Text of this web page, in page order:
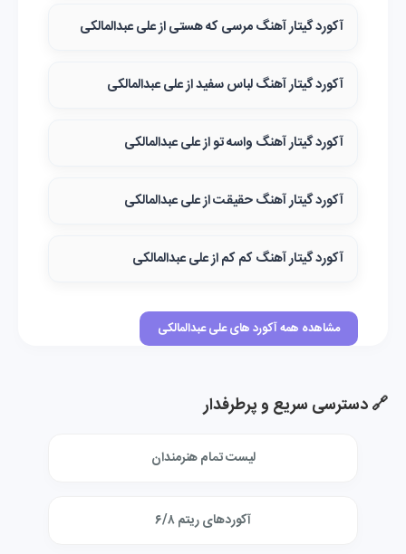
آکورد گیتار آهنگ مرسی که هستی از علی عبدالمالکی
آکورد گیتار آهنگ لباس سفید از علی عبدالمالکی
آکورد گیتار آهنگ واسه تو از علی عبدالمالکی
آکورد گیتار آهنگ حقیقت از علی عبدالمالکی
آکورد گیتار آهنگ کم کم از علی عبدالمالکی
مشاهده همه آکورد های علی عبدالمالکی
🔗 دسترسی سریع و پرطرفدار
لیست تمام هنرمندان
آکوردهای ریتم ۶/۸